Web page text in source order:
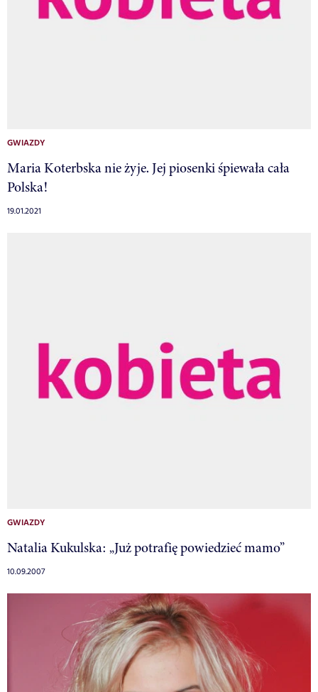
GWIAZDY
Maria Koterbska nie żyje. Jej piosenki śpiewała cała
Polska!
19.01.2021
GWIAZDY
Natalia Kukulska: „Już potrafię powiedzieć mamo”
10.09.2007